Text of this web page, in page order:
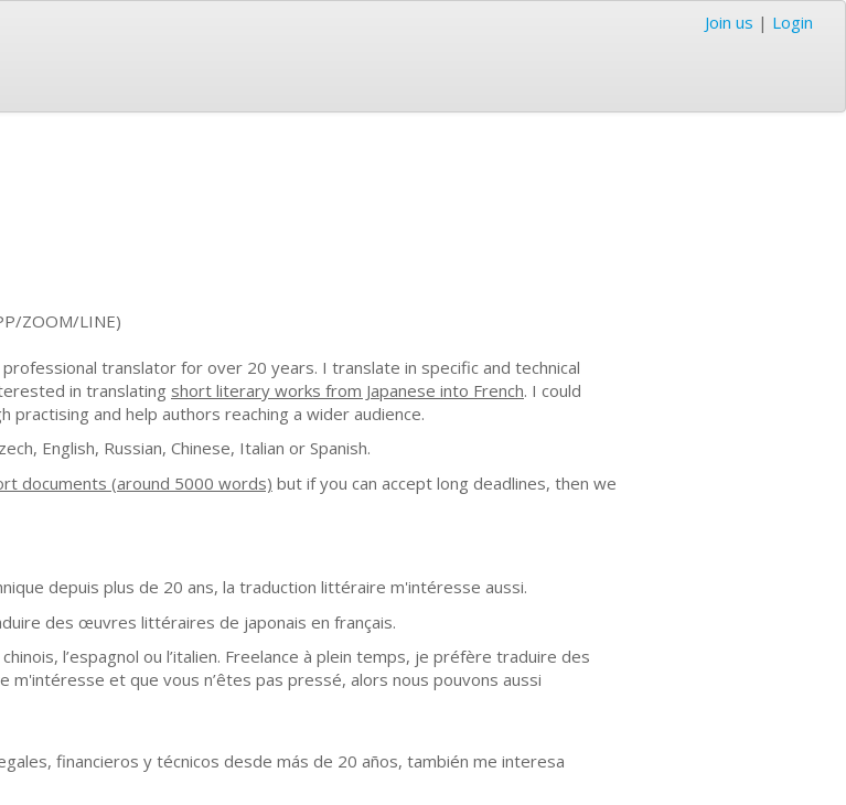
Join us | Login
ZOOM/LINE)
translator for over 20 years. I translate in specific and technical
in translating short literary works from Japanese into French. I could
practising and help authors reaching a wider audience.
English, Russian, Chinese, Italian or Spanish.
documents (around 5000 words) but if you can accept long deadlines, then we
depuis plus de 20 ans, la traduction littéraire m'intéresse aussi.
des œuvres littéraires de japonais en français.
l’espagnol ou l’italien. Freelance à plein temps, je préfère traduire des
et que vous n’êtes pas pressé, alors nous pouvons aussi
financieros y técnicos desde más de 20 años, también me interesa